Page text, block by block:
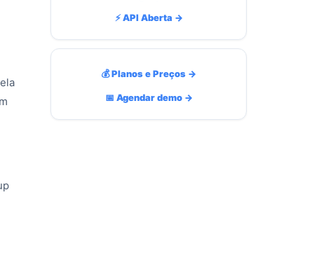
⚡ API Aberta →
💰 Planos e Preços →
📅 Agendar demo →